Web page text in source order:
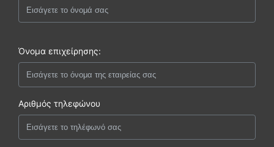
Όνομα επιχείρησης:
Αριθμός τηλεφώνου